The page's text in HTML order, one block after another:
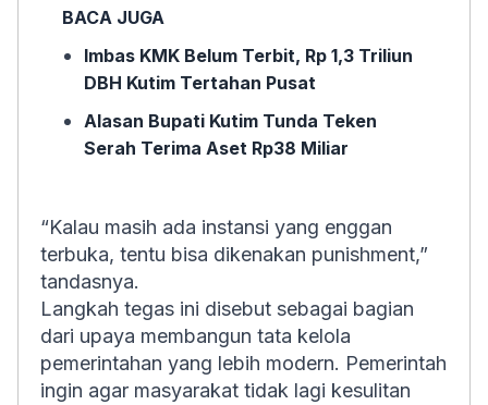
BACA JUGA
Imbas KMK Belum Terbit, Rp 1,3 Triliun
DBH Kutim Tertahan Pusat
Alasan Bupati Kutim Tunda Teken
Serah Terima Aset Rp38 Miliar
“Kalau masih ada instansi yang enggan
terbuka, tentu bisa dikenakan punishment,”
tandasnya.
Langkah tegas ini disebut sebagai bagian
dari upaya membangun tata kelola
pemerintahan yang lebih modern. Pemerintah
ingin agar masyarakat tidak lagi kesulitan